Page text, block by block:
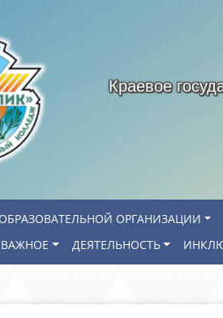
Краевое
ОРГАНИЗАЦИИ
ВАЖНОЕ ДЕЯТЕЛЬНОСТЬ